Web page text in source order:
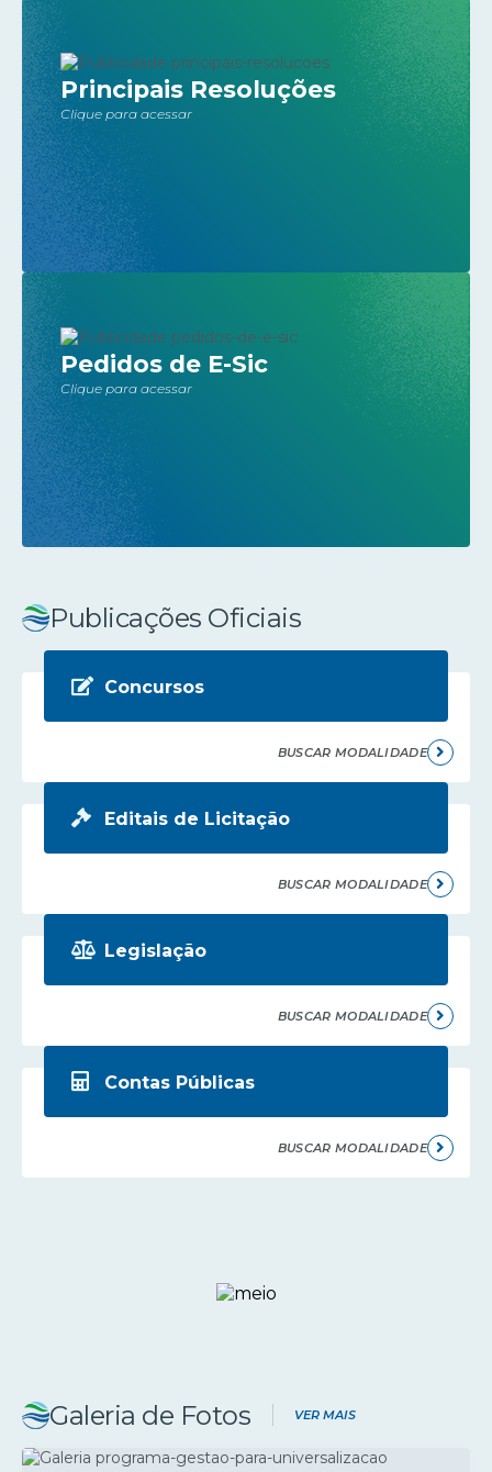
Principais Resoluções
Clique para acessar
Pedidos de E-Sic
Clique para acessar
Publicações Oficiais
Concursos
BUSCAR MODALIDADE
Editais de Licitação
BUSCAR MODALIDADE
Legislação
BUSCAR MODALIDADE
Contas Públicas
BUSCAR MODALIDADE
Galeria de Fotos VER MAIS